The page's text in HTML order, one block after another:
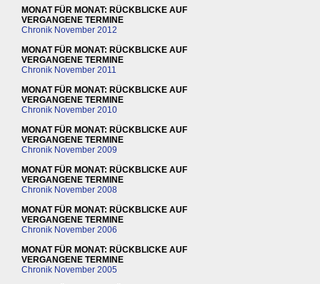
MONAT FÜR MONAT: RÜCKBLICKE AUF
VERGANGENE TERMINE
Chronik November 2012
MONAT FÜR MONAT: RÜCKBLICKE AUF
VERGANGENE TERMINE
Chronik November 2011
MONAT FÜR MONAT: RÜCKBLICKE AUF
VERGANGENE TERMINE
Chronik November 2010
MONAT FÜR MONAT: RÜCKBLICKE AUF
VERGANGENE TERMINE
Chronik November 2009
MONAT FÜR MONAT: RÜCKBLICKE AUF
VERGANGENE TERMINE
Chronik November 2008
MONAT FÜR MONAT: RÜCKBLICKE AUF
VERGANGENE TERMINE
Chronik November 2006
MONAT FÜR MONAT: RÜCKBLICKE AUF
VERGANGENE TERMINE
Chronik November 2005